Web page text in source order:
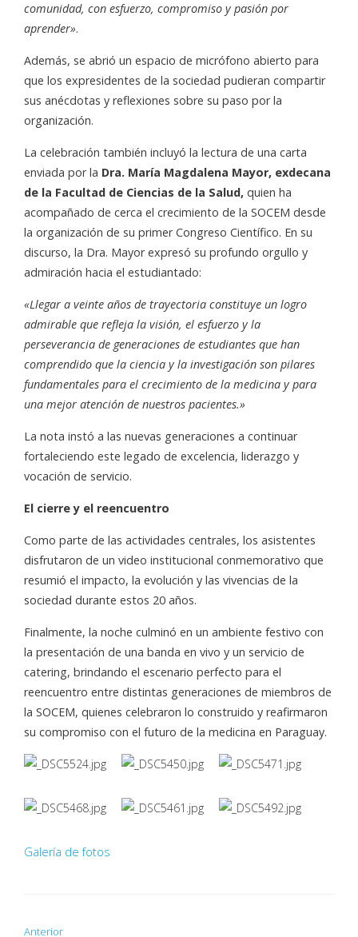
comunidad, con esfuerzo, compromiso y pasión por
aprender».
Además, se abrió un espacio de micrófono abierto para
que los expresidentes de la sociedad pudieran compartir
sus anécdotas y reflexiones sobre su paso por la
organización.
La celebración también incluyó la lectura de una carta
enviada por la Dra. María Magdalena Mayor, exdecana
de la Facultad de Ciencias de la Salud, quien ha
acompañado de cerca el crecimiento de la SOCEM desde
la organización de su primer Congreso Científico. En su
discurso, la Dra. Mayor expresó su profundo orgullo y
admiración hacia el estudiantado:
«Llegar a veinte años de trayectoria constituye un logro
admirable que refleja la visión, el esfuerzo y la
perseverancia de generaciones de estudiantes que han
comprendido que la ciencia y la investigación son pilares
fundamentales para el crecimiento de la medicina y para
una mejor atención de nuestros pacientes.»
La nota instó a las nuevas generaciones a continuar
fortaleciendo este legado de excelencia, liderazgo y
vocación de servicio.
El cierre y el reencuentro
Como parte de las actividades centrales, los asistentes
disfrutaron de un video institucional conmemorativo que
resumió el impacto, la evolución y las vivencias de la
sociedad durante estos 20 años.
Finalmente, la noche culminó en un ambiente festivo con
la presentación de una banda en vivo y un servicio de
catering, brindando el escenario perfecto para el
reencuentro entre distintas generaciones de miembros de
la SOCEM, quienes celebraron lo construido y reafirmaron
su compromiso con el futuro de la medicina en Paraguay.
Galería de fotos
Anterior